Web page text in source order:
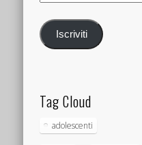
Iscriviti
Tag Cloud
adolescenti